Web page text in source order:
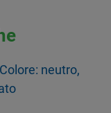
neutro,